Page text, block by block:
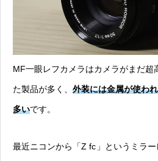
MF一眼レフカメラはカメラがまだ超
た製品が多く、 外装には金属が使わ
多いです。
最近ニコンから「Z fc 」というミラ